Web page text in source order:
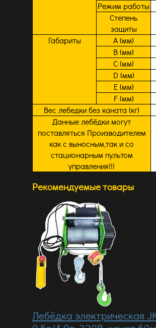
Режим работы
Степень
защиты
Габариты А (мм)
В (мм)
С (мм)
D (мм)
E (мм)
F (мм)
Вес лебедки без каната (кг)
Данные лебёдки могут
поставляться Производителем
как с выносным,так и со
стационарным пультом
управления!!!
Рекомендуемые товары
Лебёдка электрическая